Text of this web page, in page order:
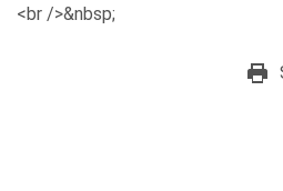
<br />&nbsp;